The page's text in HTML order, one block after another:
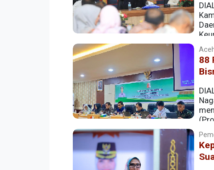
Kamal menyampaikan beberapa
depan, dengan penekanan pada
88